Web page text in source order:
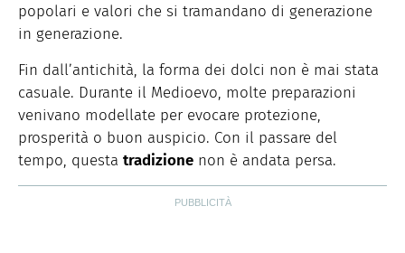
popolari e valori che si tramandano di generazione
in generazione.
Fin dall’antichità, la forma dei dolci non è mai stata
casuale. Durante il Medioevo, molte preparazioni
venivano modellate per evocare protezione,
prosperità o buon auspicio. Con il passare del
tempo, questa tradizione non è andata persa.